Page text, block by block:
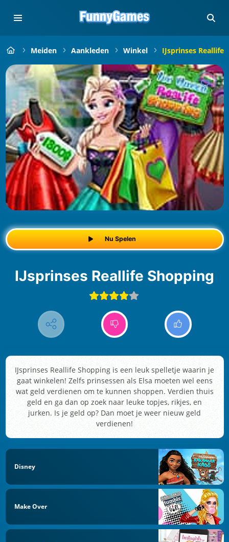
Meiden Aankleden Winkel IJsprinses Reallife
Nu Spelen
IJsprinses Reallife Shopping
IJsprinses Reallife Shopping is een leuk spelletje waarin je
gaat winkelen! Zelfs prinsessen als Elsa moeten wel eens
wat geld verdienen om te kunnen shoppen. Verdien thuis
geld en ga dan op zoek naar leuke topjes, rikjes, en
jurken. Is je geld op? Dan moet je weer nieuw geld
verdienen!
Disney
Make Over